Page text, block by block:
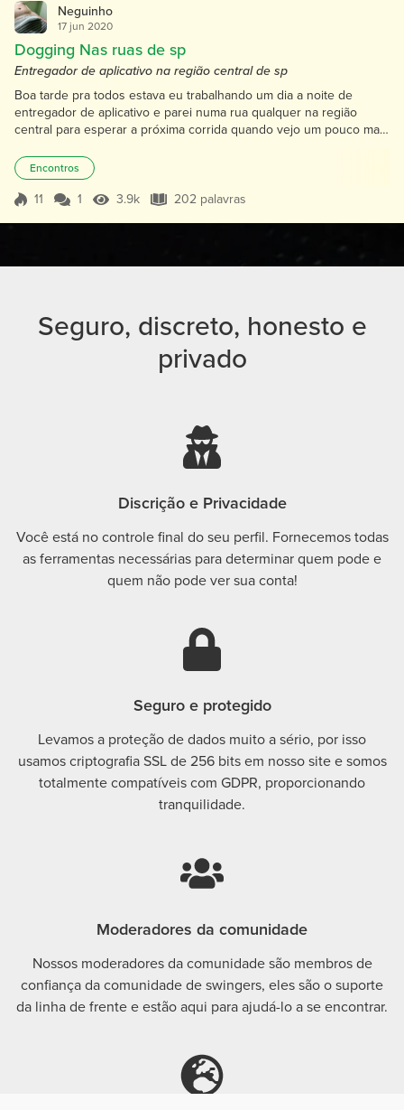
Neguinho
17 jun 2020
Dogging Nas ruas de sp
Entregador de aplicativo na região central de sp
Boa tarde pra todos estava eu trabalhando um dia a noite de
entregador de aplicativo e parei numa rua qualquer na região
central para esperar a próxima corrida quando vejo um pouco mais
avistei um casal transando com os vidros baixo passei por eles e
voltei de vagar parei um pouco e fiquei ali olhando ela subir e
descer na rola quando ele me viu mostrou pra ela...
Encontros
Pontuação 11
11 1 3.9k Visualizações
3.9k 202 palavras
202 palavras
Seguro, discreto, honesto e
privado
Discrição e Privacidade
Você está no controle final do seu perfil. Fornecemos todas
as ferramentas necessárias para determinar quem pode e
quem não pode ver sua conta!
Seguro e protegido
Levamos a proteção de dados muito a sério, por isso
usamos criptografia SSL de 256 bits em nosso site e somos
totalmente compatíveis com GDPR, proporcionando
tranquilidade.
Moderadores da comunidade
Nossos moderadores da comunidade são membros de
confiança da comunidade de swingers, eles são o suporte
da linha de frente e estão aqui para ajudá-lo a se encontrar.